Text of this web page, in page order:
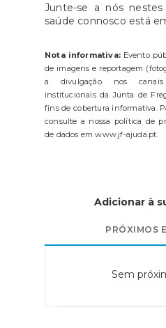
Junte-se a nós nestes
saúde connosco está
Nota informativa:Evento
de imagens e reportagem
a divulgação nos
institucionais da Junta de
fins de cobertura informativa.
consulte a nossa política de
de dados em www.jf-ajuda.pt.
Adicionar à
PRÓXIMOS
Sem